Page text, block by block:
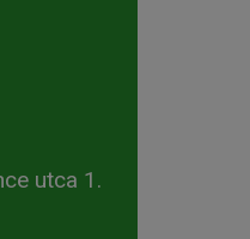
utca 1.